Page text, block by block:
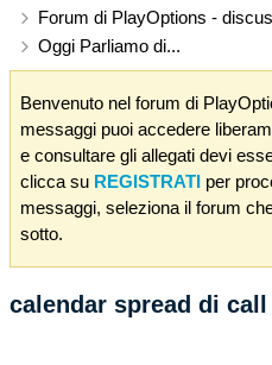
Forum di PlayOptions -
Oggi Parliamo di...
Benvenuto nel forum di
messaggi puoi accedere
e consultare gli allegati devi
clicca su REGISTRATI per
messaggi, seleziona il forum
sotto.
calendar spread di